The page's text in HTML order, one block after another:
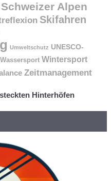
Schweizer Alpen
Skifahren
Umweltschutz UNESCO-
Wassersport Wintersport
Zeitmanagement
Hinterhöfen